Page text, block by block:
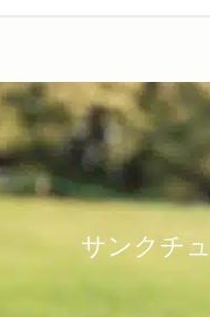
サンクチ